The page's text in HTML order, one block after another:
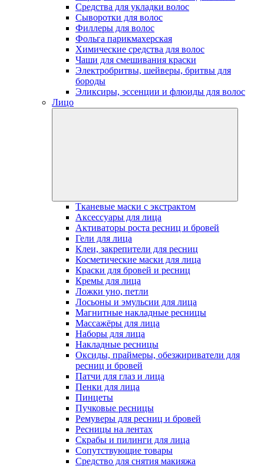
Средства для укладки волос
Сыворотки для волос
Филлеры для волос
Фольга парикмахерская
Химические средства для волос
Чаши для смешивания краски
Электробритвы, шейверы, бритвы для
бороды
Эликсиры, эссенции и флюиды для волос
Лицо
Тканевые маски с экстрактом
Аксессуары для лица
Активаторы роста ресниц и бровей
Гели для лица
Клеи, закрепители для ресниц
Косметические маски для лица
Краски для бровей и ресниц
Кремы для лица
Ложки уно, петли
Лосьоны и эмульсии для лица
Магнитные накладные ресницы
Массажёры для лица
Наборы для лица
Накладные ресницы
Оксиды, праймеры, обезжириватели для
ресниц и бровей
Патчи для глаз и лица
Пенки для лица
Пинцеты
Пучковые ресницы
Ремуверы для ресниц и бровей
Ресницы на лентах
Скрабы и пилинги для лица
Сопутствующие товары
Средство для снятия макияжа